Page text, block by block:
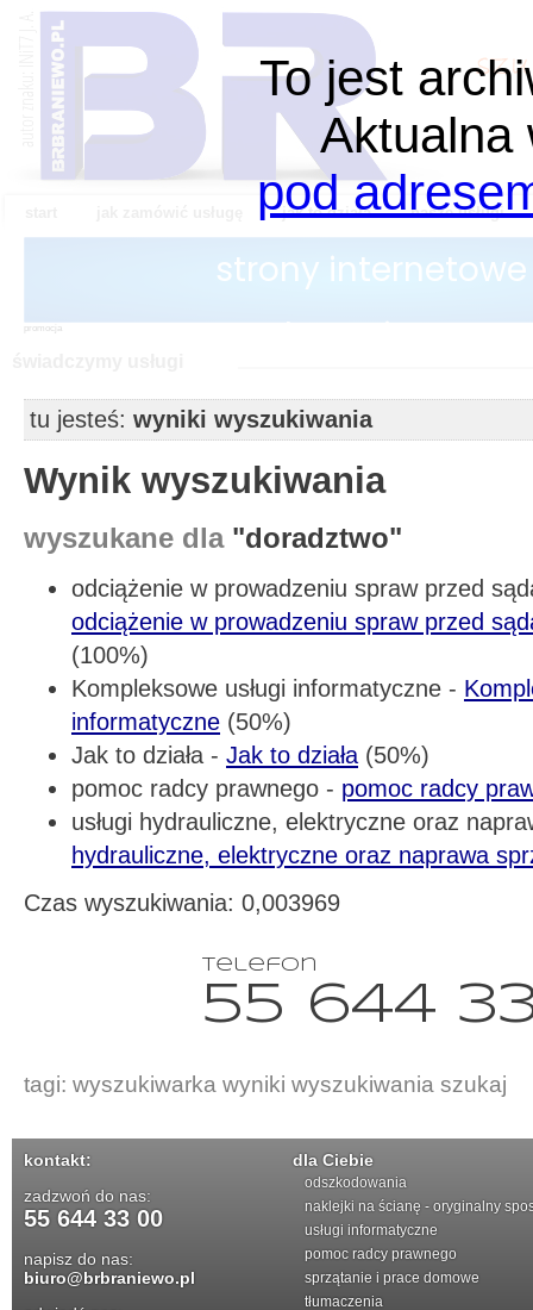
To jest
Aktualna
pod
jak to działa nasze usługi
promocja
tu jesteś: wyniki wyszukiwania
Wynik wyszukiwania
wyszukane dla"doradztwo"
odciążenie w prowadzeniu spraw przed
odciążenie w prowadzeniu spraw przed
(100%)
Kompleksowe usługi informatyczne -
informatyczne (50%)
Jak to działa - Jak to działa (50%)
pomoc radcy prawnego - pomoc radcy
usługi hydrauliczne, elektryczne oraz
hydrauliczne, elektryczne oraz naprawa
Czas wyszukiwania: 0,003969
telefon
55 644
tagi: wyszukiwarka wyniki wyszukiwania szukaj
kontakt:
zadzwoń do nas:
55 644 33 00
napisz do nas:
biuro@brbraniewo.pl
dla Ciebie
odszkodowania
naklejki na ścianę - oryginalny
usługi informatyczne
pomoc radcy prawnego
sprzątanie i prace domowe
tłumaczenia